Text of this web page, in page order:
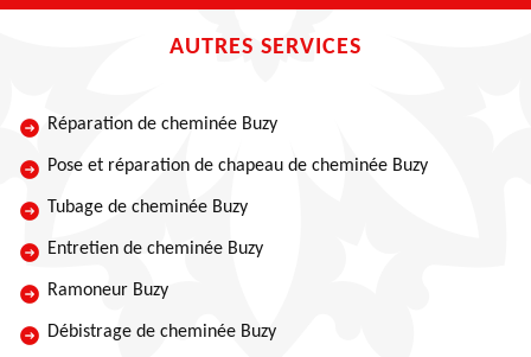
AUTRES SERVICES
Réparation de cheminée Buzy
Pose et réparation de chapeau de cheminée Buzy
Tubage de cheminée Buzy
Entretien de cheminée Buzy
Ramoneur Buzy
Débistrage de cheminée Buzy